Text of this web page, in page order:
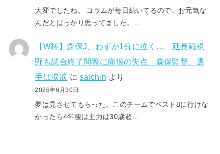
大変でしたね。 コラムが毎日続いてるので、お元気な
んだとばっかり思ってました。…
【W杯】森保J、わずか1分に泣く… 延長戦視
野も試合終了間際に痛恨の失点 森保監督、選
手は涙涙 にsaichin より
2026年6月30日
夢は見させてもらった。このチームでベスト8に行けな
かったら4年後は主力は30歳超…